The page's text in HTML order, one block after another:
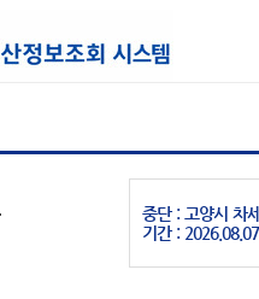
중단 : 고양시 차
기간 :